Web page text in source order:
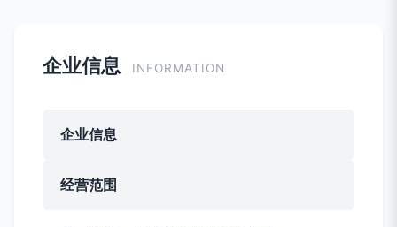
企业信息 INFORMATION
企业信息
经营范围